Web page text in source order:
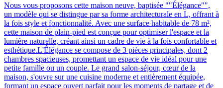
Nous vous proposons cette maison neuve, baptisée ""Élégance"",
un modèle qui se distingue par sa forme architecturale en L, offrant à
la fois style et fonctionnalité. Avec une surface habitable de 78 m²,
cette maison de plain-pied est conçue pour optimiser l'espace et la
lumière naturelle, créant ainsi un cadre de vie à la fois confortable et
esthétique.L'Élégance se compose de 3 pièces principales, dont 2
chambres spacieuses, promettant un espace de vie idéal pour une
petite famille ou un couple. Le grand salon-séjour, cœur de la
maison, s'ouvre sur une cuisine moderne et entièrement équipée,
formant un espace ouvert parfait pour les moments de partage et de